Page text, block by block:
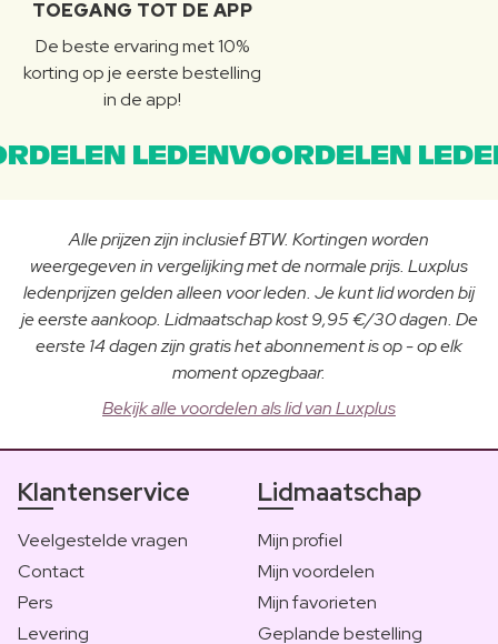
TOEGANG TOT DE APP
De beste ervaring met 10%
korting op je eerste bestelling
in de app!
LEDENVOORDELEN
Alle prijzen zijn inclusief BTW. Kortingen worden
weergegeven in vergelijking met de normale prijs. Luxplus
ledenprijzen gelden alleen voor leden. Je kunt lid worden bij
je eerste aankoop. Lidmaatschap kost 9,95 €/30 dagen. De
eerste 14 dagen zijn gratis het abonnement is op - op elk
moment opzegbaar.
Bekijk alle voordelen als lid van Luxplus
Klantenservice
Veelgestelde vragen
Contact
Pers
Levering
Lidmaatschap
Mijn profiel
Mijn voordelen
Mijn favorieten
Geplande bestelling